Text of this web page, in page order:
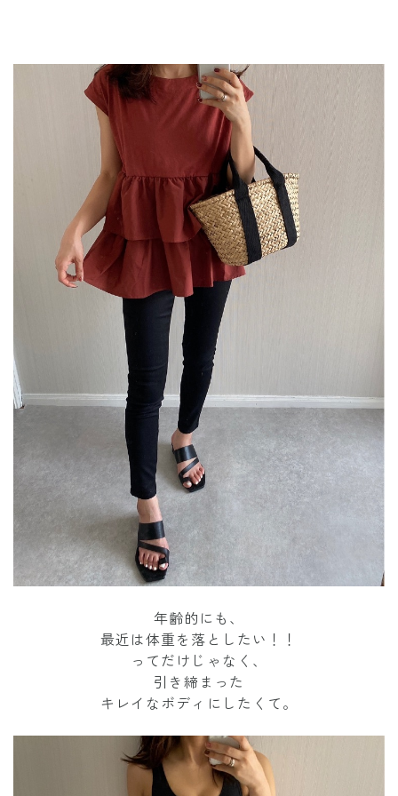
年齢的にも、
最近は体重を落としたい！！
ってだけじゃなく、
引き締まった
キレイなボディにしたくて。